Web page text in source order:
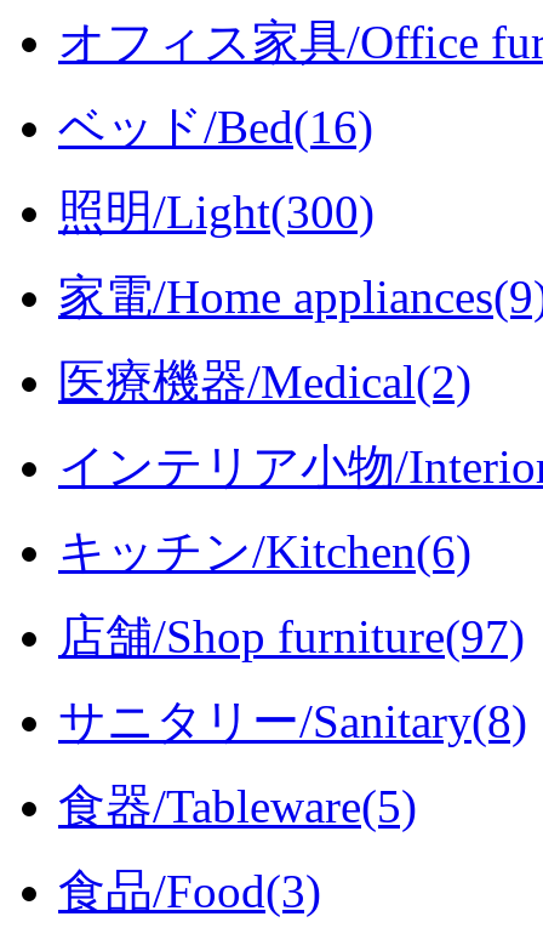
オフィス家具/Office
ベッド/Bed(16)
照明/Light(300)
家電/Home
医療機器/Medical(2)
インテリア小物/
キッチン/Kitchen(6)
店舗/Shop furniture(97)
サニタリー/Sanitary(8)
食器/Tableware(5)
食品/Food(3)